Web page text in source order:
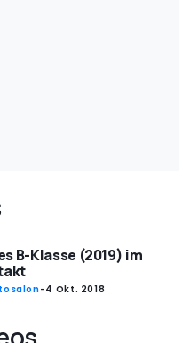
B-Klasse (2019) im
-4 Okt. 2018